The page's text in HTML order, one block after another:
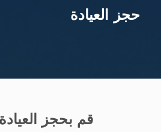
حجز العيادة
قم بحجز العيادة